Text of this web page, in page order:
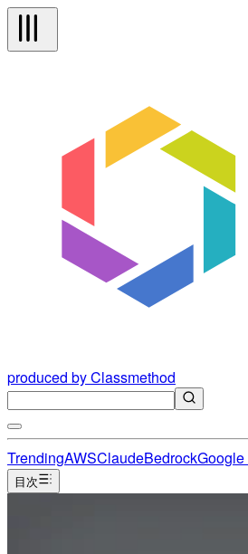
produced by Classmethod
TrendingAWSClaudeBedrock
目次